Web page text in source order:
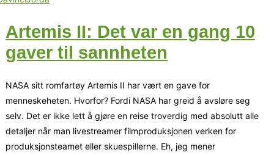
Artemis II: Det var en gang 10
gaver til sannheten
NASA sitt romfartøy Artemis II har vært en gave for
menneskeheten. Hvorfor? Fordi NASA har greid å avsløre seg
selv. Det er ikke lett å gjøre en reise troverdig med absolutt alle
detaljer når man livestreamer filmproduksjonen verken for
produksjonsteamet eller skuespillerne. Eh, jeg mener